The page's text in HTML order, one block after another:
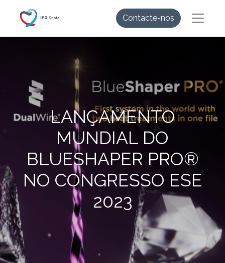
Contacte-nos
LANÇAMENTO
MUNDIAL DO
BLUESHAPER PRO®
NO CONGRESSO ESE
2023